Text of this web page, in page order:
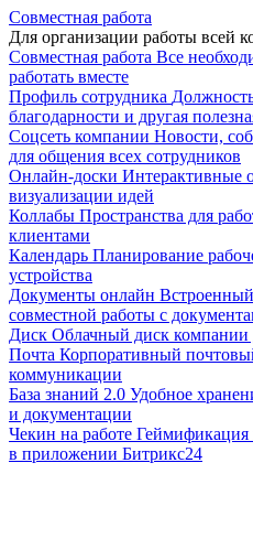
Совместная работа
Для организации работы всей
Совместная работа Все
работать вместе
Профиль сотрудника
благодарности и другая
Соцсеть компании Новости,
для общения всех сотрудников
Онлайн-доски Интерактивные
визуализации идей
Коллабы Пространства для
клиентами
Календарь Планирование
устройства
Документы онлайн
совместной работы с
Диск Облачный диск компании
Почта Корпоративный
коммуникации
База знаний 2.0 Удобное
и документации
Чекин на работе Геймификация
в приложении Битрикс24